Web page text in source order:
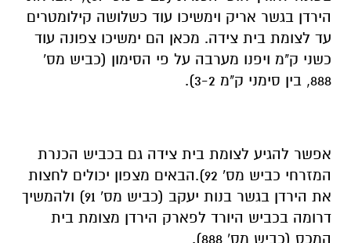
הירדן בגשר אריק וימשיכו עוד כשלושה קילומטרים
עד לצומת בית צידה. מכאן הם ימשיכו צפונה עוד
כשני ק"מ ויפנו מערבה על פי הסימון (כביש מס'
888, בין סימני ק"מ 3-2).
אפשר להגיע לצומת בית צידה גם בכביש הכנרת
המזרחי כביש מס' 92).הבאים מצפון יכולים לחצות
את הירדן בגשר בנות יעקב (כביש מס' 91) ולהמשיך
דרומה בכביש היורד לפארק הירדן מצומת בית
המכס (כביש מס' 888).